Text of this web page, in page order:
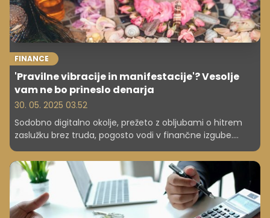
FINANCE
'Pravilne vibracije in manifestacije'? Vesolje
vam ne bo prineslo denarja
30. 05. 2025 03.52
Sodobno digitalno okolje, prežeto z obljubami o hitrem
zaslužku brez truda, pogosto vodi v finančne izgube.
Zakaj so ti modeli (piramidne/Ponzi sheme, new age
finančni marketing) problematični in zakaj jim ljudje
nasedajo? Poudarek je na ranljivosti posameznika,
manipulativnih taktikah ter pomenu finančne pismenosti
in realističnih pričakovanj v nasprotju z iluzijo lahkotnega
bogastva.